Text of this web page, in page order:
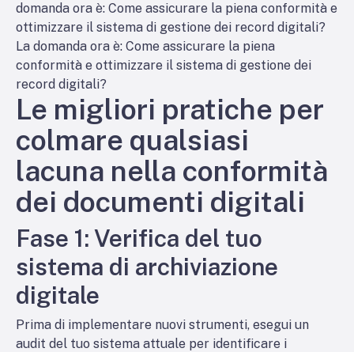
domanda ora è: Come assicurare la piena conformità e
ottimizzare il sistema di gestione dei record digitali?
La domanda ora è: Come assicurare la piena
conformità e ottimizzare il sistema di gestione dei
record digitali?
Le migliori pratiche per
colmare qualsiasi
lacuna nella conformità
dei documenti digitali
Fase 1: Verifica del tuo
sistema di archiviazione
digitale
Prima di implementare nuovi strumenti, esegui un
audit del tuo sistema attuale per identificare i